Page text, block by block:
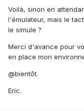
Voilà, sinon en
l'émulateur, mais le
le simule ?
Merci d'avance pour
en place mon
@bientôt.
Eric.